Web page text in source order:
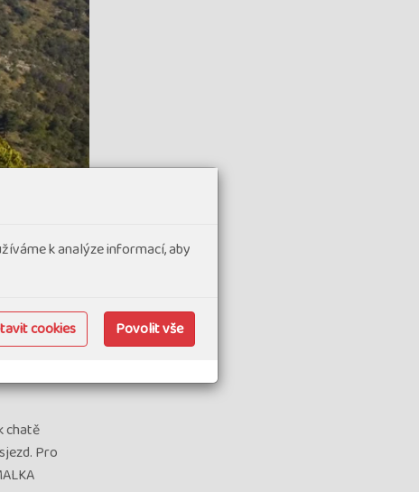
chatě
Pro
k analýze informací, aby
cookies Povolit vše